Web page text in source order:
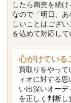
したら商売を続
なので「明日、
しいことはござ
を込めて対応して
心がけている
買取りをやっ
ィオに対する
い出深いオー
を正しく判断